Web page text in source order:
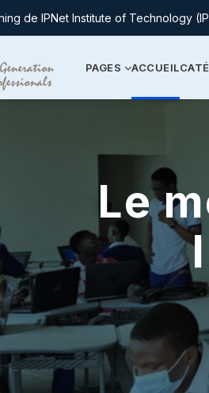
de IPNet Institute of Technology
PAGES ACCUEIL
Le